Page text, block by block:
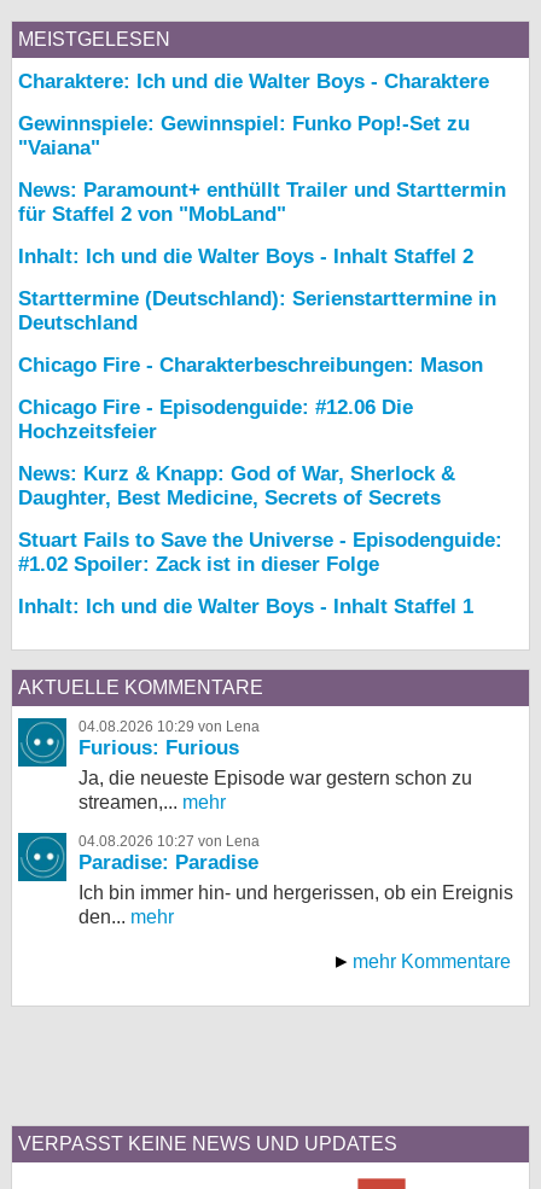
MEISTGELESEN
Charaktere: Ich und die Walter Boys - Charaktere
Gewinnspiele: Gewinnspiel: Funko Pop!-Set zu
"Vaiana"
News: Paramount+ enthüllt Trailer und Starttermin
für Staffel 2 von "MobLand"
Inhalt: Ich und die Walter Boys - Inhalt Staffel 2
Starttermine (Deutschland): Serienstarttermine in
Deutschland
Chicago Fire - Charakterbeschreibungen: Mason
Chicago Fire - Episodenguide: #12.06 Die
Hochzeitsfeier
News: Kurz & Knapp: God of War, Sherlock &
Daughter, Best Medicine, Secrets of Secrets
Stuart Fails to Save the Universe - Episodenguide:
#1.02 Spoiler: Zack ist in dieser Folge
Inhalt: Ich und die Walter Boys - Inhalt Staffel 1
AKTUELLE KOMMENTARE
04.08.2026 10:29 von Lena
Furious: Furious
Ja, die neueste Episode war gestern schon zu
streamen,... mehr
04.08.2026 10:27 von Lena
Paradise: Paradise
Ich bin immer hin- und hergerissen, ob ein Ereignis
den... mehr
mehr Kommentare
VERPASST KEINE NEWS UND UPDATES